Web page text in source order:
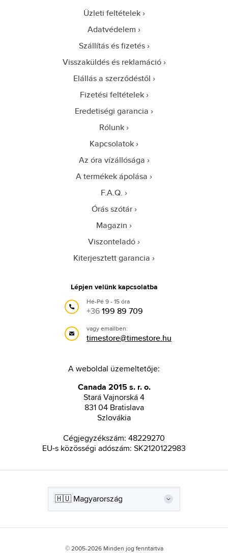
Üzleti feltételek
Adatvédelem
Szállítás és fizetés
Visszaküldés és reklamáció
Elállás a szerződéstől
Fizetési feltételek
Eredetiségi garancia
Rólunk
Kapcsolatok
Az óra vízállósága
A termékek ápolása
F.A.Q.
Órás szótár
Magazin
Viszonteladó
Kiterjesztett garancia
Lépjen velünk kapcsolatba
Hé-Pé 9 - 15 óra
+36199 89 709
vagy emailben:
timestore@timestore.hu
A weboldal üzemeltetője:
Canada 2015 s. r. o.
Stará Vajnorská 4
831 04 Bratislava
Szlovákia
Cégjegyzékszám: 48229270
EU-s közösségi adószám: SK2120122983
© 2005-2026 Minden jog fenntartva